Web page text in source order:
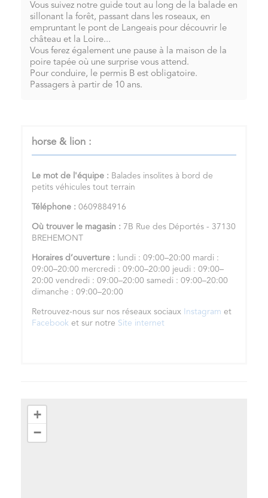
Vous suivez notre guide tout au long de la balade en
sillonant la forêt, passant dans les roseaux, en
empruntant le pont de Langeais pour découvrir le
château et la Loire...
Vous ferez également une pause à la maison de la
poire tapée où une surprise vous attend.
Pour conduire, le permis B est obligatoire.
Passagers à partir de 10 ans.
horse & lion :
Le mot de l'équipe : Balades insolites à bord de
petits véhicules tout terrain
Téléphone : 0609884916
Où trouver le magasin : 7B Rue des Déportés - 37130
BREHEMONT
Horaires d’ouverture : lundi : 09:00–20:00 mardi :
09:00–20:00 mercredi : 09:00–20:00 jeudi : 09:00–
20:00 vendredi : 09:00–20:00 samedi : 09:00–20:00
dimanche : 09:00–20:00
Retrouvez-nous sur nos réseaux sociaux Instagram et
Facebook et sur notre Site internet
+
−